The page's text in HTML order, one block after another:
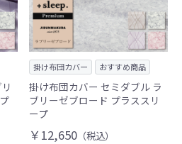
掛け布団カバー おすすめ商品
掛け布団カバー セミダブル ラ
ブリーゼブロード プラススリ
ープ
￥12,650 （税込）